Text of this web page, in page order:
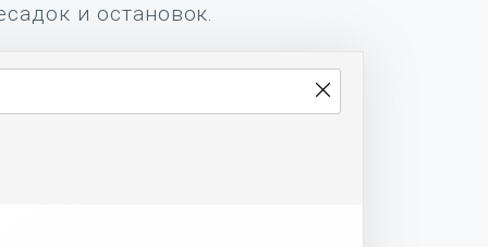
и остановок.